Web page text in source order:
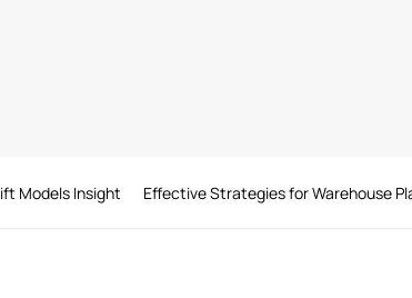
Models Insight Effective Strategies for Warehouse